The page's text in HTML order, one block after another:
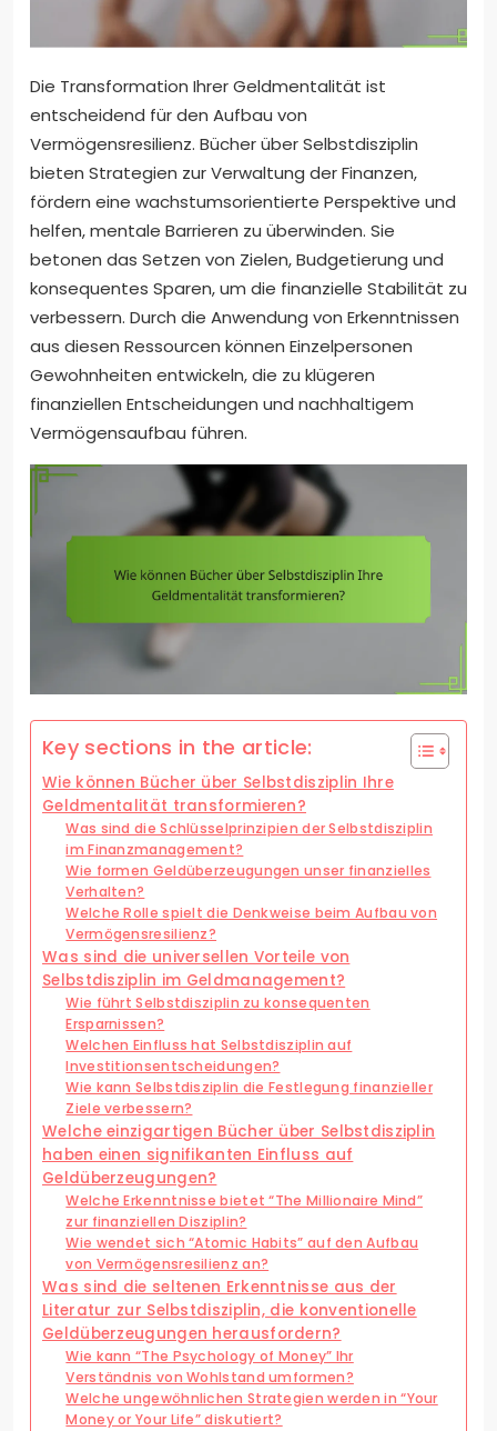
Die Transformation Ihrer Geldmentalität ist
entscheidend für den Aufbau von
Vermögensresilienz. Bücher über Selbstdisziplin
bieten Strategien zur Verwaltung der Finanzen,
fördern eine wachstumsorientierte Perspektive und
helfen, mentale Barrieren zu überwinden. Sie
betonen das Setzen von Zielen, Budgetierung und
konsequentes Sparen, um die finanzielle Stabilität zu
verbessern. Durch die Anwendung von Erkenntnissen
aus diesen Ressourcen können Einzelpersonen
Gewohnheiten entwickeln, die zu klügeren
finanziellen Entscheidungen und nachhaltigem
Vermögensaufbau führen.
Key sections in the article:
Wie können Bücher über Selbstdisziplin Ihre
Geldmentalität transformieren?
Was sind die Schlüsselprinzipien der Selbstdisziplin
im Finanzmanagement?
Wie formen Geldüberzeugungen unser finanzielles
Verhalten?
Welche Rolle spielt die Denkweise beim Aufbau von
Vermögensresilienz?
Was sind die universellen Vorteile von
Selbstdisziplin im Geldmanagement?
Wie führt Selbstdisziplin zu konsequenten
Ersparnissen?
Welchen Einfluss hat Selbstdisziplin auf
Investitionsentscheidungen?
Wie kann Selbstdisziplin die Festlegung finanzieller
Ziele verbessern?
Welche einzigartigen Bücher über Selbstdisziplin
haben einen signifikanten Einfluss auf
Geldüberzeugungen?
Welche Erkenntnisse bietet “The Millionaire Mind”
zur finanziellen Disziplin?
Wie wendet sich “Atomic Habits” auf den Aufbau
von Vermögensresilienz an?
Was sind die seltenen Erkenntnisse aus der
Literatur zur Selbstdisziplin, die konventionelle
Geldüberzeugungen herausfordern?
Wie kann “The Psychology of Money” Ihr
Verständnis von Wohlstand umformen?
Welche ungewöhnlichen Strategien werden in “Your
Money or Your Life” diskutiert?